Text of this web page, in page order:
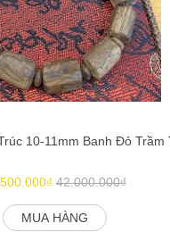
10-11mm Banh Đỏ Trầm
42.000.000₫
MUA HÀNG